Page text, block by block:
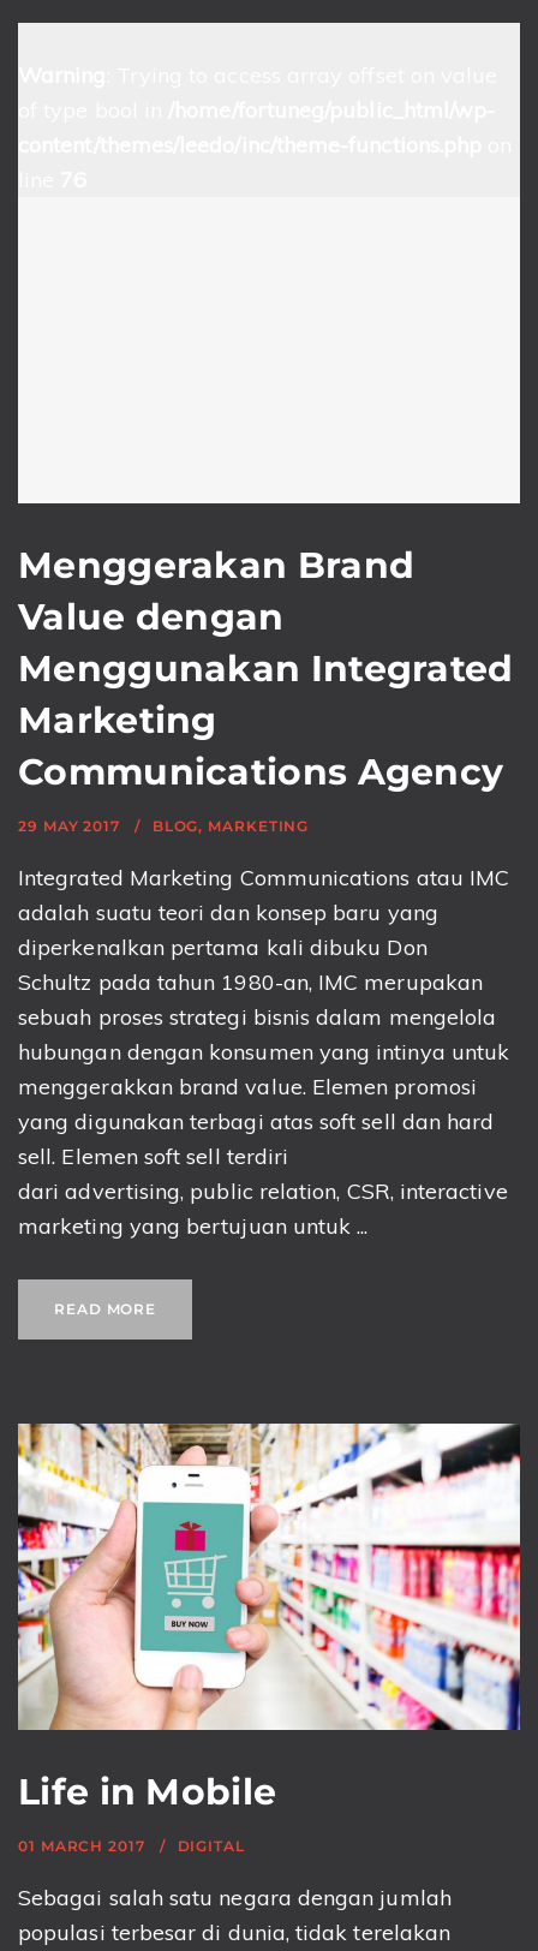
Menggerakan Brand
Value dengan
Menggunakan Integrated
Marketing
Communications Agency
29 MAY 2017 BLOG, MARKETING
Integrated Marketing Communications atau IMC
adalah suatu teori dan konsep baru yang
diperkenalkan pertama kali dibuku Don
Schultz pada tahun 1980-an, IMC merupakan
sebuah proses strategi bisnis dalam mengelola
hubungan dengan konsumen yang intinya untuk
menggerakkan brand value. Elemen promosi
yang digunakan terbagi atas soft sell dan hard
sell. Elemen soft sell terdiri
dari advertising, public relation, CSR, interactive
marketing yang bertujuan untuk ...
READ MORE
Life in Mobile
01 MARCH 2017 DIGITAL
Sebagai salah satu negara dengan jumlah
populasi terbesar di dunia, tidak terelakan